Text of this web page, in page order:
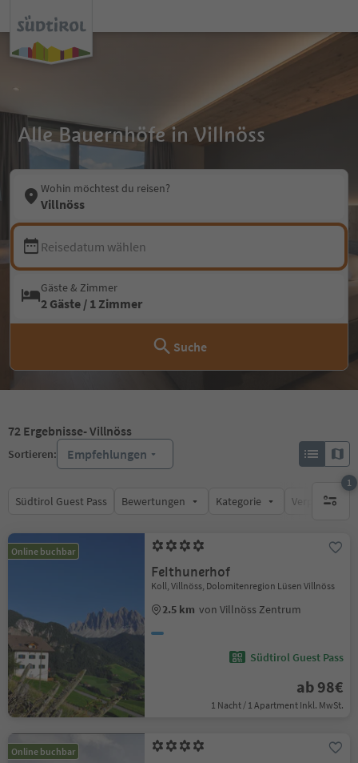
Alle Bauernhöfe in Villnöss
Wohin möchtest du reisen?
Villnöss
Reisedatum wählen
Gäste & Zimmer
2 Gäste / 1 Zimmer
Suche
72 Ergebnisse- Villnöss
Sortieren: Empfehlungen
Südtirol Guest Pass Bewertungen Kategorie
1
1
Online buchbar
Felthunerhof
Koll, Villnöss, Dolomitenregion Lüsen Villnöss
2.5 km von Villnöss Zentrum
Südtirol Guest Pass
ab 98€
1 Nacht / 1 Apartment Inkl. MwSt.
Online buchbar